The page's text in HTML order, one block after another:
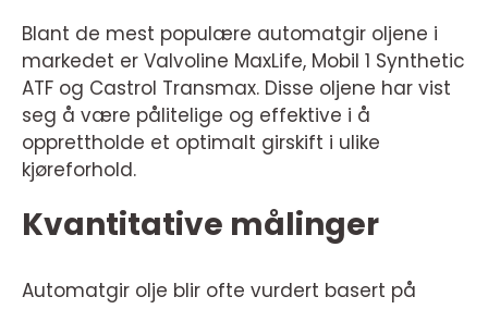
Blant de mest populære automatgir oljene i
markedet er Valvoline MaxLife, Mobil 1 Synthetic
ATF og Castrol Transmax. Disse oljene har vist
seg å være pålitelige og effektive i å
opprettholde et optimalt girskift i ulike
kjøreforhold.
Kvantitative målinger
Automatgir olje blir ofte vurdert basert på